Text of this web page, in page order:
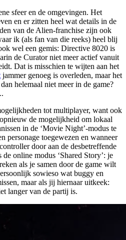
sfeer en de omgevingen. Het
en er zitten heel wat details in de
van de Alien-franchise zijn ook
ik (als fan van die reeks) heel blij
wel een gemis: Directive 8020 is
de Curator niet meer actief vanuit
Dat is misschien te wijten aan het
jammer genoeg is overleden, maar het
helemaal niet meer in de game?
tot multiplayer, want ook
de mogelijkheid om lokaal
in de ‘Movie Night’-modus te
personage toegewezen en wanneer
door aan de desbetreffende
online modus ‘Shared Story’: je
als je samen door de game wilt
sowieso wat buggy en
maar als jij hiernaar uitkeek:
langer van de partij is.